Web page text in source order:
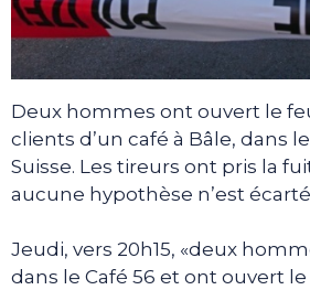
Deux hommes ont ouvert le
clients d’un café à Bâle, dans
Suisse. Les tireurs ont pris la
aucune hypothèse n’est
Jeudi, vers 20h15, «deux
dans le Café 56 et ont ouvert